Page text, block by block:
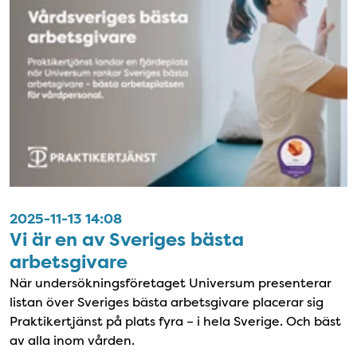
2025-11-13 14:08
Vi är en av Sveriges bästa
arbetsgivare
När undersökningsföretaget Universum presenterar
listan över Sveriges bästa arbetsgivare placerar sig
Praktikertjänst på plats fyra – i hela Sverige. Och bäst
av alla inom vården.